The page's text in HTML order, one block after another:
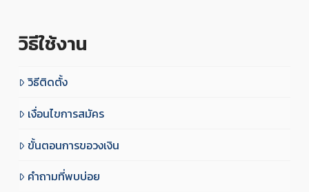
วิธีใช้งาน
วิธีติดตั้ง
เงื่อนไขการสมัคร
ขั้นตอนการขอวงเงิน
คำถามที่พบบ่อย